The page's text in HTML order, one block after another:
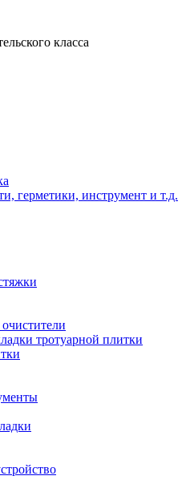
класса
герметики, инструмент и т.д.
тротуарной плитки